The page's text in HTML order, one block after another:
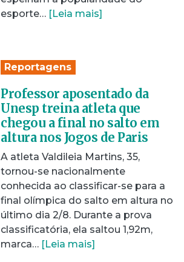
esporte… [Leia mais]
Reportagens
Professor aposentado da
Unesp treina atleta que
chegou a final no salto em
altura nos Jogos de Paris
A atleta Valdileia Martins, 35,
tornou-se nacionalmente
conhecida ao classificar-se para a
final olímpica do salto em altura no
último dia 2/8. Durante a prova
classificatória, ela saltou 1,92m,
marca… [Leia mais]